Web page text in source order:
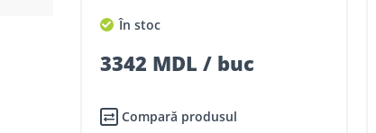
În stoc
3342 MDL / buc
Compară produsul